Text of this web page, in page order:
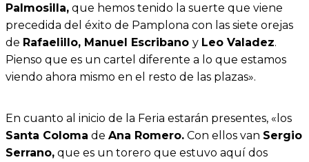
Palmosilla, que hemos tenido la suerte que viene
precedida del éxito de Pamplona con las siete orejas
de Rafaelillo, Manuel Escribano y Leo Valadez.
Pienso que es un cartel diferente a lo que estamos
viendo ahora mismo en el resto de las plazas».
En cuanto al inicio de la Feria estarán presentes, «los
Santa Coloma de Ana Romero. Con ellos van Sergio
Serrano, que es un torero que estuvo aquí dos